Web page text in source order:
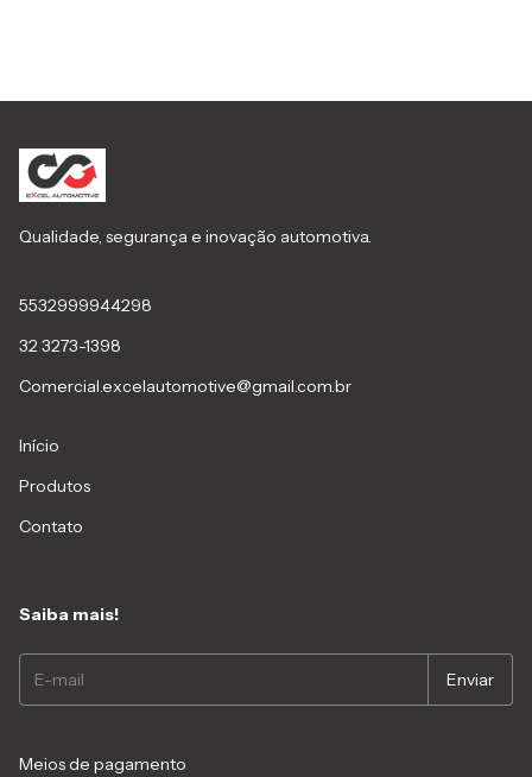
Qualidade, segurança e inovação automotiva.
5532999944298
32 3273-1398
Comercial.excelautomotive@gmail.com.br
Início
Produtos
Contato
Saiba mais!
Meios de pagamento